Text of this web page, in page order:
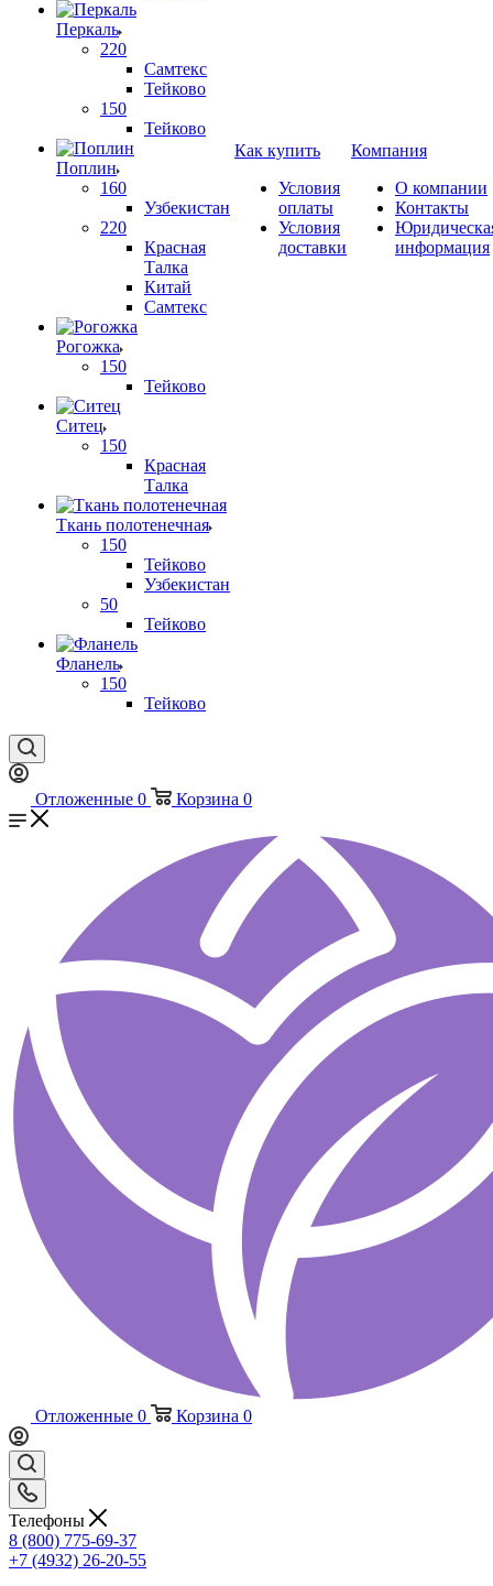
Перкаль
220
Самтекс
Тейково
150
Тейково
Поплин
160
Узбекистан
220
Красная
Талка
Китай
Самтекс
Рогожка
150
Тейково
Ситец
150
Красная
Талка
Ткань полотенечная
150
Тейково
Узбекистан
50
Тейково
Фланель
150
Тейково
Как купить
Условия
оплаты
Условия
доставки
Компания
О компании
Контакты
информация
Отложенные 0 Корзина 0
Отложенные 0 Корзина 0
Телефоны
8 (800) 775-69-37
+7 (4932) 26-20-55